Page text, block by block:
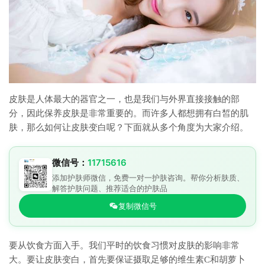
皮肤是人体最大的器官之一，也是我们与外界直接接触的部
分，因此保养皮肤是非常重要的。而许多人都想拥有白皙的肌
肤，那么如何让皮肤变白呢？下面就从多个角度为大家介绍。
微信号： 11715616
添加护肤师微信，免费一对一护肤咨询。帮你分析肤质、
解答护肤问题、推荐适合的护肤品
复制微信号
要从饮食方面入手。我们平时的饮食习惯对皮肤的影响非常
大。要让皮肤变白，首先要保证摄取足够的维生素C和胡萝卜